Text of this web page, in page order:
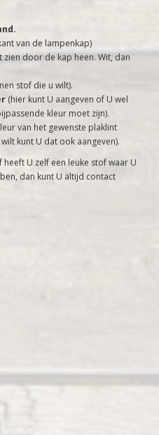
van de lampenkap)
door de kap heen. Wit, dan
stof die u wilt).
(hier kunt U aangeven of U wel
kleur moet zijn).
van het gewenste plaklint
kunt U dat ook aangeven).
U zelf een leuke stof waar U
dan kunt U altijd contact